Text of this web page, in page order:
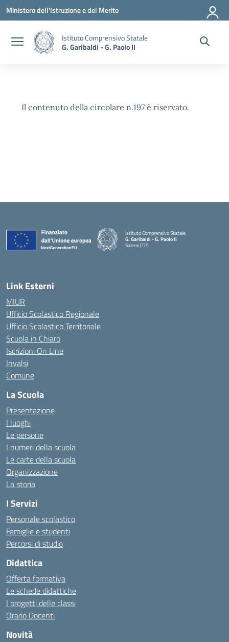
Vai ai contenuti
Vai al menu di navigazione
Vai al footer
Ministero dell'Istruzione e del Merito
Istituto Comprensivo Statale
G. Garibaldi - G. Paolo II
Il contenuto della circolare n.197 è riservato.
Istituto Comprensivo Statale
G. Garibaldi - G. Paolo II
Salemi (TP)
Link Esterni
MIUR
Ufficio Scolastico Regionale
Ufficio Scolastico Territoriale
Scuola in Chiaro
Iscrizioni On Line
Invalsi
Comune
La Scuola
Presentazione
I luoghi
Le persone
I numeri della scuola
Le carte della scuola
Organizzazione
La storia
I Servizi
Personale scolastico
Famiglie e studenti
Percorsi di studio
Didattica
Offerta formativa
Le schede didattiche
I progetti delle classi
Orario Docenti
Novità